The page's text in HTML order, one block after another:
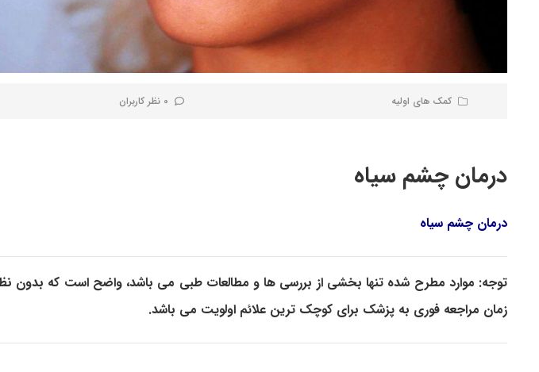
کمک های اولیه 0 نظر کاربران
درمان چشم سیاه
درمان چشم سیاه
توجه: موارد مطرح شده تنها بخشی از بررسی ها و مطالعات طبی می باشد، واضح است که بدون
زمان مراجعه فوری به پزشک برای کوچک ترین علائم اولویت می باشد.